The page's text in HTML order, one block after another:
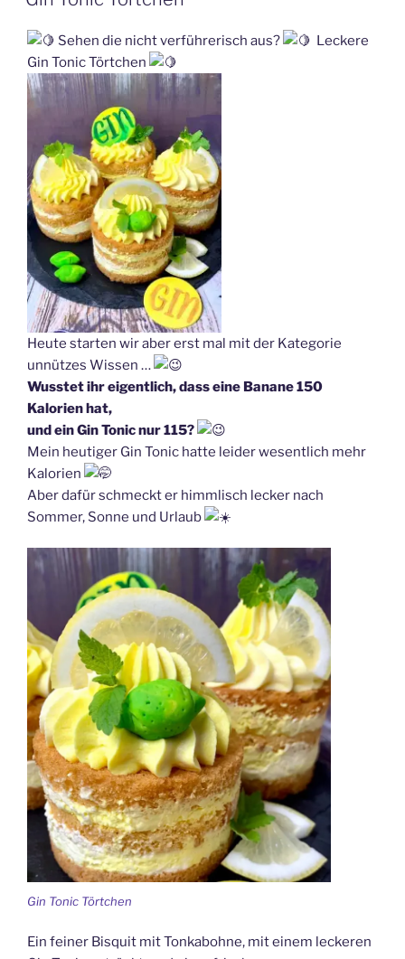
Sehen die nicht verführerisch aus?
Leckere
Gin Tonic Törtchen
Heute starten wir aber erst mal mit der Kategorie
unnützes Wissen …
Wusstet ihr eigentlich, dass eine Banane 150
Kalorien hat,
und ein Gin Tonic nur 115?
Mein heutiger Gin Tonic hatte leider wesentlich mehr
Kalorien
Aber dafür schmeckt er himmlisch lecker nach
Sommer, Sonne und Urlaub
Gin Tonic Törtchen
Ein feiner Bisquit mit Tonkabohne, mit einem leckeren